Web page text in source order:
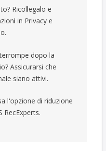
Ricollegalo e
in Privacy e
dopo la
Assicurarsi che
siano attivi.
l'opzione di riduzione
RecExperts.